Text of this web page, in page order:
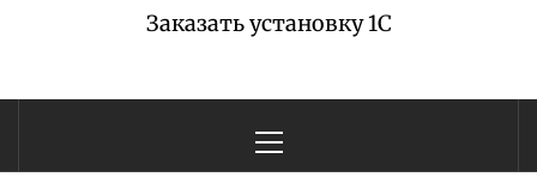
Заказать установку 1С
Menu